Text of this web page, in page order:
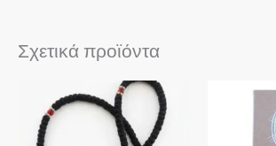
Σχετικά προϊόντα
Αυτό
το
προϊόν